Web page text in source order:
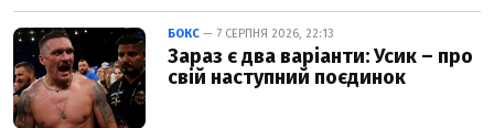
БОКС — 7 СЕРПНЯ 2026, 22:13
Зараз є два варіанти: Усик – про
свій наступний поєдинок